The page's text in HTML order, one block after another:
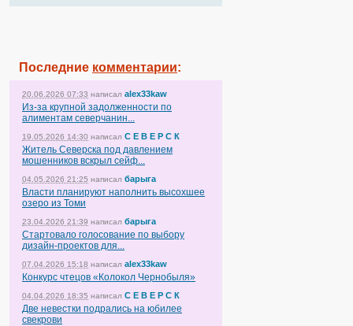
Последние комментарии:
20.06.2026 07:33 написал alex33kaw
Из-за крупной задолженности по
алиментам северчанин...
19.05.2026 14:30 написал С Е В Е Р С К
Житель Северска под давлением
мошенников вскрыл сейф...
04.05.2026 21:25 написал барыга
Власти планируют наполнить высохшее
озеро из Томи
23.04.2026 21:39 написал барыга
Стартовало голосование по выбору
дизайн-проектов для...
07.04.2026 15:18 написал alex33kaw
Конкурс чтецов «Колокол Чернобыля»
04.04.2026 18:35 написал С Е В Е Р С К
Две невестки подрались на юбилее
свекрови